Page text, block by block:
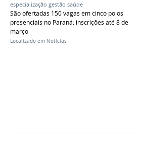
especialização gestão saúde
São ofertadas 150 vagas em cinco polos
presenciais no Paraná; inscrições até 8 de
março
Localizado em Notícias